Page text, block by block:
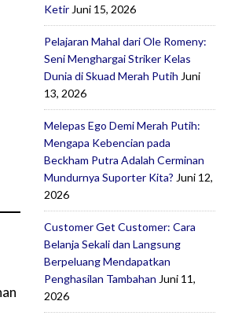
Ketir Juni 15, 2026
Pelajaran Mahal dari Ole Romeny:
Seni Menghargai Striker Kelas
Dunia di Skuad Merah Putih Juni
13, 2026
Melepas Ego Demi Merah Putih:
Mengapa Kebencian pada
Beckham Putra Adalah Cerminan
Mundurnya Suporter Kita? Juni 12,
2026
Customer Get Customer: Cara
Belanja Sekali dan Langsung
Berpeluang Mendapatkan
Penghasilan Tambahan Juni 11,
2026